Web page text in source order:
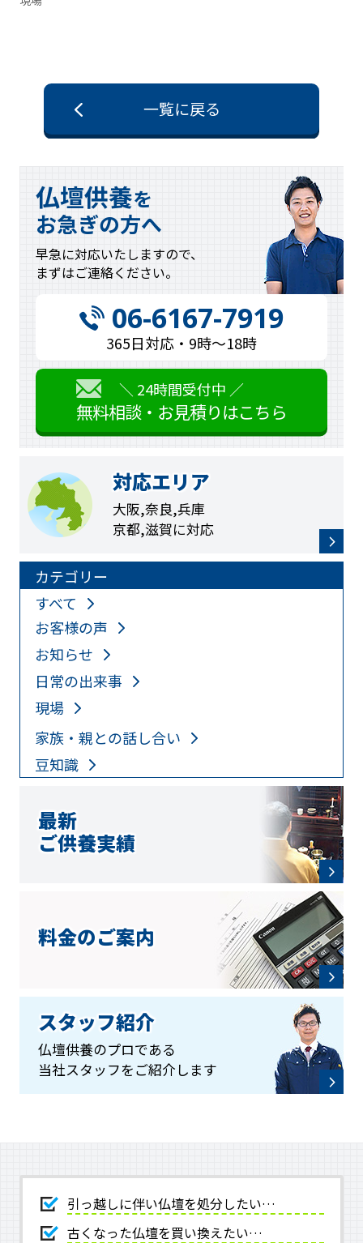
一覧に戻る
仏壇供養を
お急ぎの方へ
早急に対応いたしますので、
まずはご連絡ください。
06-6167-7919
365日対応・9時〜18時
＼ 24時間受付中 ／
無料相談・お見積りはこちら
対応エリア
大阪,奈良,兵庫
京都,滋賀に対応
カテゴリー
すべて
お客様の声
お知らせ
日常の出来事
現場
家族・親との話し合い
豆知識
最新
ご供養実績
料金のご案内
スタッフ紹介
仏壇供養のプロである
当社スタッフをご紹介します
引っ越しに伴い仏壇を処分したい…
古くなった仏壇を買い換えたい…